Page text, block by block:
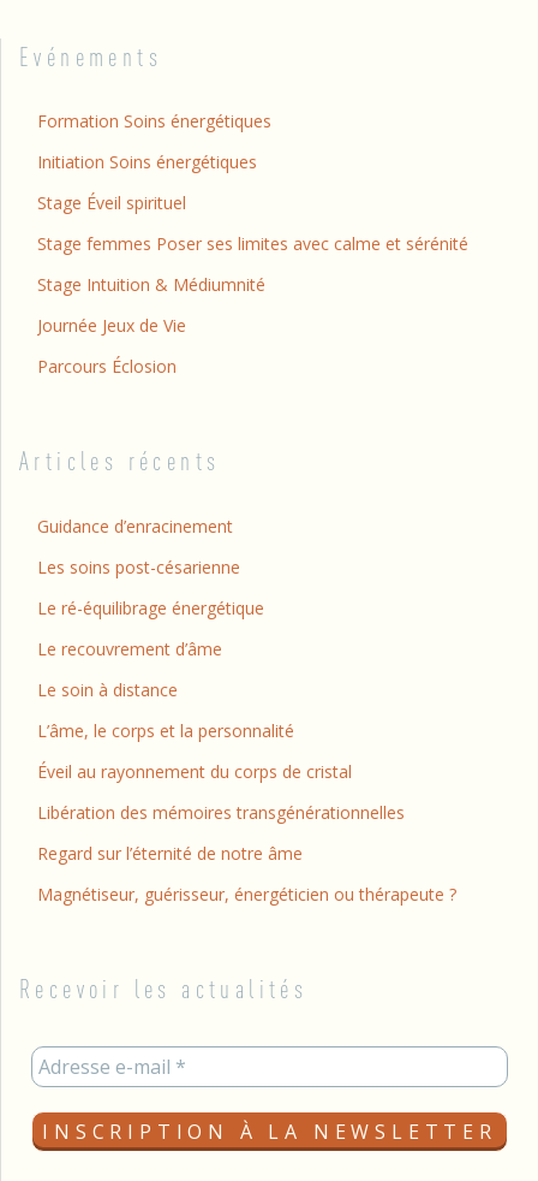
Evénements
Formation Soins énergétiques
Initiation Soins énergétiques
Stage Éveil spirituel
Stage femmes Poser ses limites avec calme et sérénité
Stage Intuition & Médiumnité
Journée Jeux de Vie
Parcours Éclosion
Articles récents
Guidance d’enracinement
Les soins post-césarienne
Le ré-équilibrage énergétique
Le recouvrement d’âme
Le soin à distance
L’âme, le corps et la personnalité
Éveil au rayonnement du corps de cristal
Libération des mémoires transgénérationnelles
Regard sur l’éternité de notre âme
Magnétiseur, guérisseur, énergéticien ou thérapeute ?
Recevoir les actualités